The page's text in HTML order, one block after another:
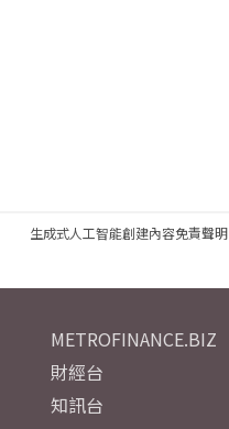
生成式人工智能創建內容免責聲明
METROFINANCE.BIZ
財經台
知訊台